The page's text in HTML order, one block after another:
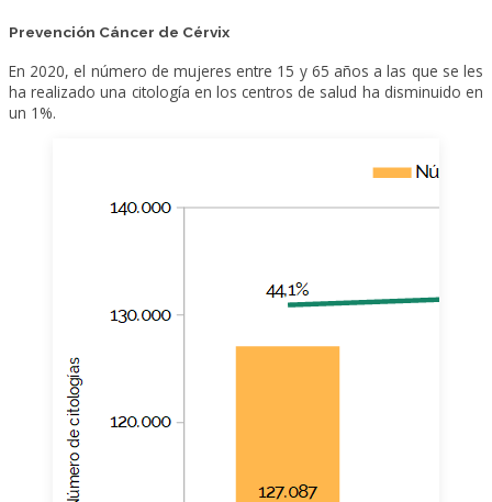
Prevención Cáncer de Cérvix
En 2020, el número de mujeres entre 15 y 65 años a las que se les
ha realizado una citología en los centros de salud ha disminuido en
un 1%.